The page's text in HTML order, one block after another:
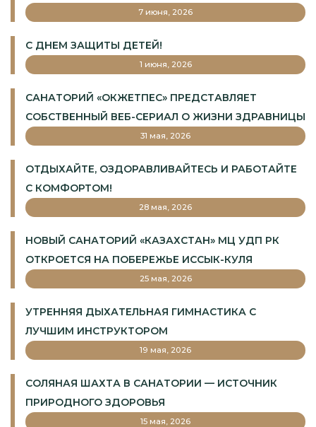
7 июня, 2026
С ДНЕМ ЗАЩИТЫ ДЕТЕЙ!
1 июня, 2026
САНАТОРИЙ «ОКЖЕТПЕС» ПРЕДСТАВЛЯЕТ
СОБСТВЕННЫЙ ВЕБ-СЕРИАЛ О ЖИЗНИ ЗДРАВНИЦЫ
31 мая, 2026
ОТДЫХАЙТЕ, ОЗДОРАВЛИВАЙТЕСЬ И РАБОТАЙТЕ
С КОМФОРТОМ!
28 мая, 2026
НОВЫЙ САНАТОРИЙ «КАЗАХСТАН» МЦ УДП РК
ОТКРОЕТСЯ НА ПОБЕРЕЖЬЕ ИССЫК-КУЛЯ
25 мая, 2026
УТРЕННЯЯ ДЫХАТЕЛЬНАЯ ГИМНАСТИКА С
ЛУЧШИМ ИНСТРУКТОРОМ
19 мая, 2026
СОЛЯНАЯ ШАХТА В САНАТОРИИ — ИСТОЧНИК
ПРИРОДНОГО ЗДОРОВЬЯ
15 мая, 2026